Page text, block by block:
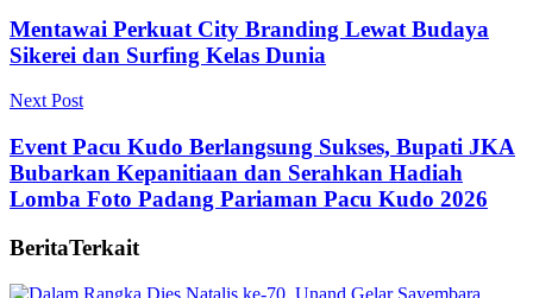
Mentawai Perkuat City Branding Lewat Budaya
Sikerei dan Surfing Kelas Dunia
Next Post
Event Pacu Kudo Berlangsung Sukses, Bupati JKA
Bubarkan Kepanitiaan dan Serahkan Hadiah
Lomba Foto Padang Pariaman Pacu Kudo 2026
BeritaTerkait